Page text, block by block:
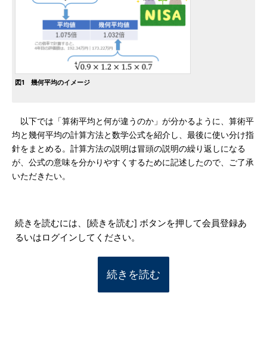
図1 幾何平均のイメージ
以下では「算術平均と何が違うのか」が分かるように、算術平
均と幾何平均の計算方法と数学公式を紹介し、最後に使い分け指
針をまとめる。計算方法の説明は冒頭の説明の繰り返しになる
が、公式の意味を分かりやすくするために記述したので、ご了承
いただきたい。
続きを読むには、[続きを読む] ボタンを押して会員登録あ
るいはログインしてください。
続きを読む